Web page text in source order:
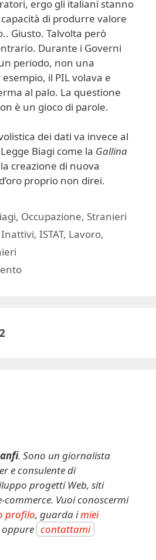
ergo gli italiani stanno
di produrre valore
Giusto. Talvolta però
Durante i Governi
periodo, non una
il PIL volava e
al palo. La questione
è un gioco di parole.
dei dati va invece al
Biagi come la Gallina
creazione di nuova
proprio non direi.
, Occupazione, Stranieri
Inattivi,ISTAT, Lavoro,
Pagina
2
. Sono un giornalista
e consulente di
progetti Web, siti
commerce. Vuoi conoscermi
profilo, guarda imiei
contattami